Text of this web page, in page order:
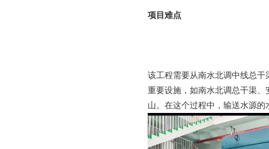
项目难点
该工程需要从南水北调中线总干
重要设施，如南水北调总干渠
山。在这个过程中，输送水源